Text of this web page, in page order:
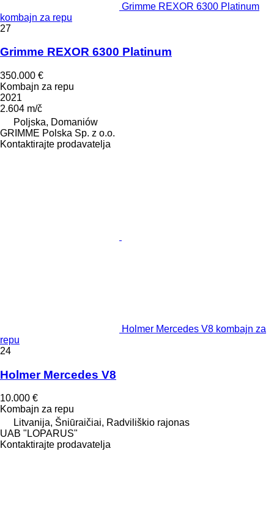
Grimme REXOR 6300 Platinum
kombajn za repu
27
Grimme REXOR 6300 Platinum
350.000 €
Kombajn za repu
2021
2.604 m/č
Poljska, Domaniów
GRIMME Polska Sp. z o.o.
Kontaktirajte prodavatelja
Holmer Mercedes V8 kombajn za
repu
24
Holmer Mercedes V8
10.000 €
Kombajn za repu
Litvanija, Šniūraičiai, Radviliškio rajonas
UAB "LOPARUS"
Kontaktirajte prodavatelja